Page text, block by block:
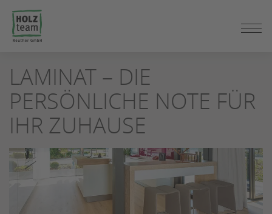
SEITENINHALT
SPRINGEN
LAMINAT – DIE
PERSÖNLICHE NOTE FÜR
IHR ZUHAUSE